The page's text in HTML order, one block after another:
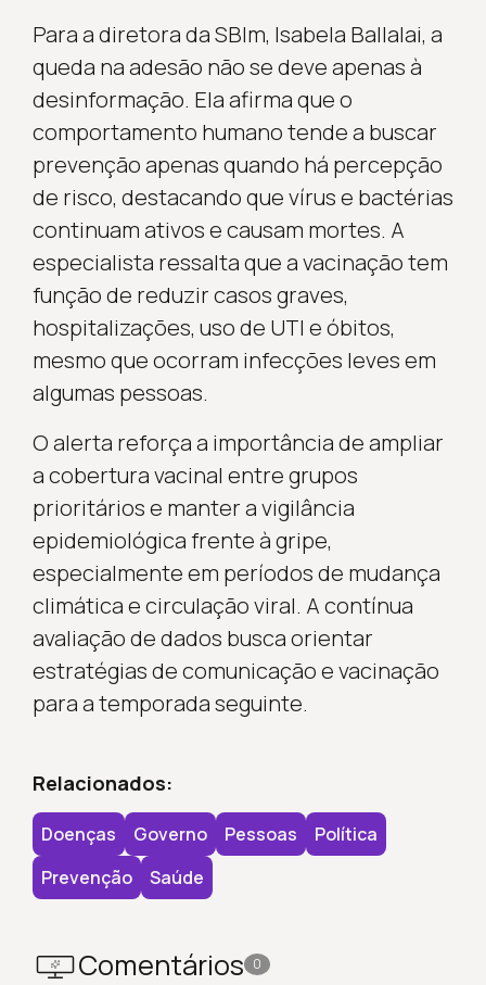
Para a diretora da SBIm, Isabela Ballalai, a
queda na adesão não se deve apenas à
desinformação. Ela afirma que o
comportamento humano tende a buscar
prevenção apenas quando há percepção
de risco, destacando que vírus e bactérias
continuam ativos e causam mortes. A
especialista ressalta que a vacinação tem
função de reduzir casos graves,
hospitalizações, uso de UTI e óbitos,
mesmo que ocorram infecções leves em
algumas pessoas.
O alerta reforça a importância de ampliar
a cobertura vacinal entre grupos
prioritários e manter a vigilância
epidemiológica frente à gripe,
especialmente em períodos de mudança
climática e circulação viral. A contínua
avaliação de dados busca orientar
estratégias de comunicação e vacinação
para a temporada seguinte.
Relacionados:
Doenças Governo Pessoas
Política
Prevenção
Saúde
Comentários 0